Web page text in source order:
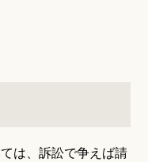
は、訴訟で争えば請